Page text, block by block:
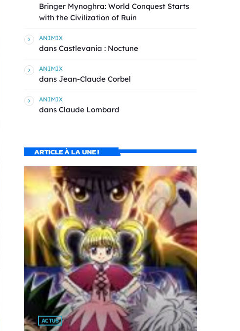
Bringer Mynoghra: World Conquest Starts
with the Civilization of Ruin
ANIMIX
dans Castlevania : Noctune
ANIMIX
dans Jean-Claude Corbel
ANIMIX
dans Claude Lombard
ARTICLE À LA UNE !
ACTUS